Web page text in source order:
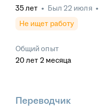
35 лет • Был 22 июля •
Не ищет работу
Общий опыт
20 лет 2 месяца
Переводчик